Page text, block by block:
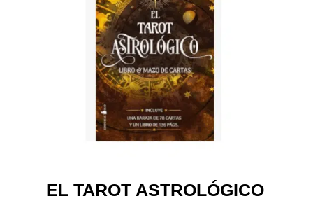
EL TAROT ASTROLÓGICO